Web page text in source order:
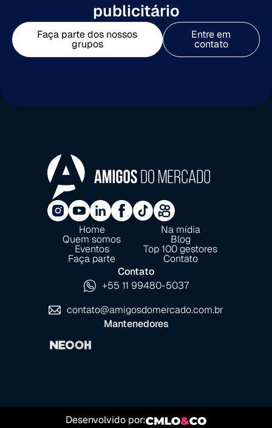
publicitário
Faça parte dos nossos
grupos
Entre em
contato
Home
Quem somos
Eventos
Faça parte
Na mídia
Blog
Top 100 gestores
Contato
Contato
+55 11 99480-5037
contato@amigosdomercado.com.br
Mantenedores
Desenvolvido por: